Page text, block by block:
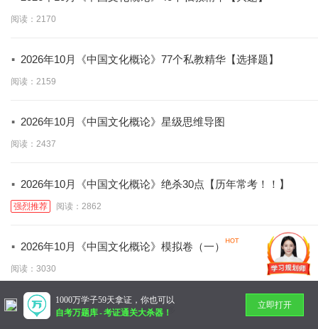
阅读：2170
· 2026年10月《中国文化概论》77个私教精华【选择题】
阅读：2159
· 2026年10月《中国文化概论》星级思维导图
阅读：2437
· 2026年10月《中国文化概论》绝杀30点【历年常考！！】
强烈推荐 阅读：2862
· 2026年10月《中国文化概论》模拟卷（一）
阅读：3030
暂无更多
1000万学子59天拿证，你也可以
自考万题库-考证通关大杀器！
立即打开